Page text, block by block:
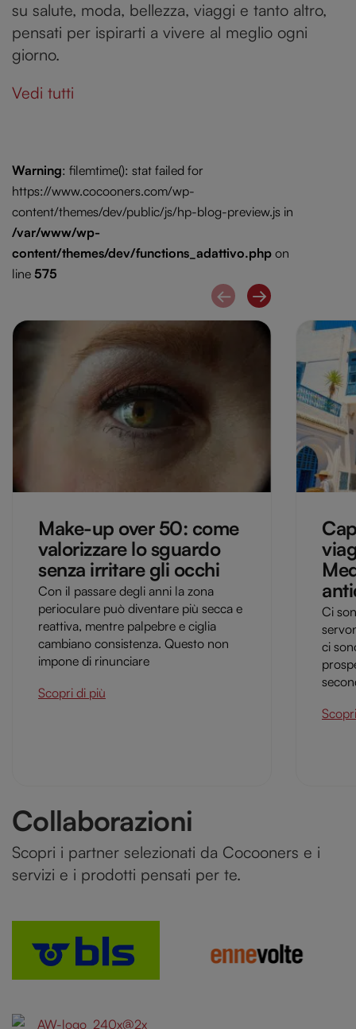
su salute, moda, bellezza, viaggi e tanto altro,
pensati per ispirarti a vivere al meglio ogni
giorno.
Vedi tutti
Warning: filemtime(): stat failed for
https://www.cocooners.com/wp-
content/themes/dev/public/js/hp-blog-preview.js in
/var/www/wp-
content/themes/dev/functions_adattivo.php on
line 575
Make-up over 50: come
valorizzare lo sguardo
senza irritare gli occhi
Con il passare degli anni la zona
perioculare può diventare più secca e
reattiva, mentre palpebre e ciglia
cambiano consistenza. Questo non
impone di rinunciare
Scopri di più
Ci
ci
Collaborazioni
Scopri i partner selezionati da Cocooners e i
servizi e i prodotti pensati per te.